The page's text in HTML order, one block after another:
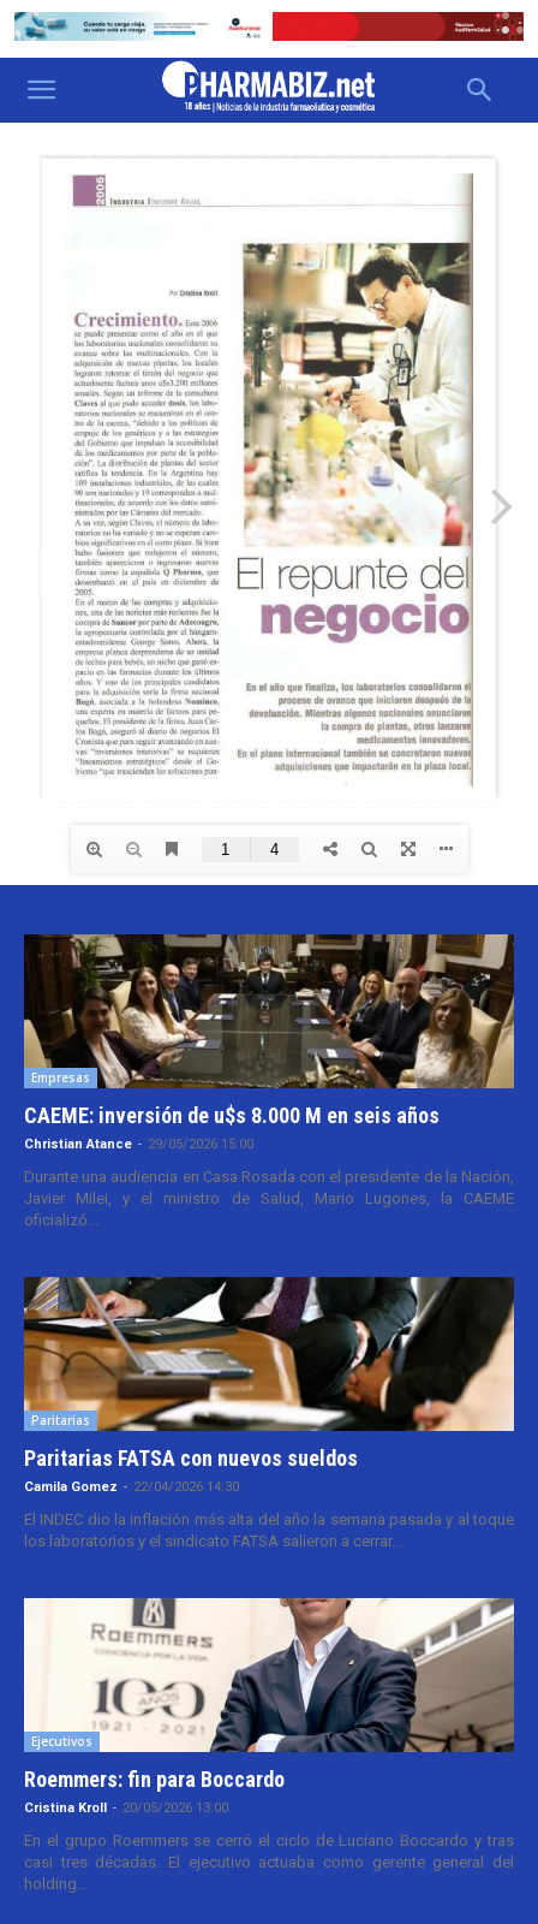
Empresas
CAEME: inversión de u$s 8.000 M en seis años
Christian Atance - 29/05/2026 15:00
Durante una audiencia en Casa Rosada con el presidente de la Nación,
Javier Milei, y el ministro de Salud, Mario Lugones, la CAEME
oficializó...
Paritarias
Paritarias FATSA con nuevos sueldos
Camila Gomez - 22/04/2026 14:30
El INDEC dio la inflación más alta del año la semana pasada y al toque
los laboratorios y el sindicato FATSA salieron a cerrar...
Ejecutivos
Roemmers: fin para Boccardo
Cristina Kroll - 20/05/2026 13:00
En el grupo Roemmers se cerró el ciclo de Luciano Boccardo y tras
casi tres décadas. El ejecutivo actuaba como gerente general del
holding...